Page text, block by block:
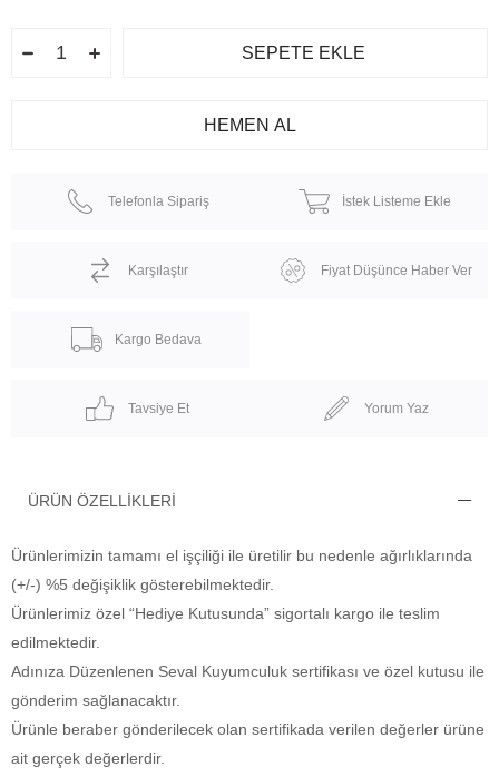
Telefonla Sipariş İstek Listeme Ekle
Karşılaştır Fiyat Düşünce Haber Ver
Kargo Bedava
Tavsiye Et Yorum Yaz
ÜRÜN ÖZELLIKLERI
Ürünlerimizin tamamı el işçiliği ile üretilir bu nedenle ağırlıklarında
(+/-) %5 değişiklik gösterebilmektedir.
Ürünlerimiz özel “Hediye Kutusunda” sigortalı kargo ile teslim
edilmektedir.
Adınıza Düzenlenen Seval Kuyumculuk sertifikası ve özel kutusu ile
gönderim sağlanacaktır.
Ürünle beraber gönderilecek olan sertifikada verilen değerler ürüne
ait gerçek değerlerdir.